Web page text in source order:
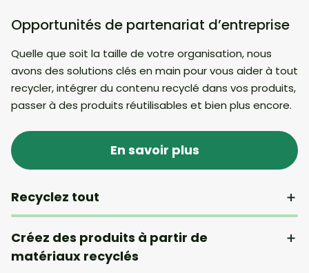
Opportunités de partenariat d’entreprise
Quelle que soit la taille de votre organisation, nous
avons des solutions clés en main pour vous aider à tout
recycler, intégrer du contenu recyclé dans vos produits,
passer à des produits réutilisables et bien plus encore.
En savoir plus
Recyclez tout
Créez des produits à partir de
matériaux recyclés